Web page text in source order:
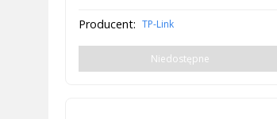
Producent: TP-Link
Niedostępne